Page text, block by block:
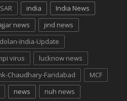
india
India News
news
jind news
India-Update
virus
lucknow news
Chaudhary-Faridabad
MCF
news
nuh news